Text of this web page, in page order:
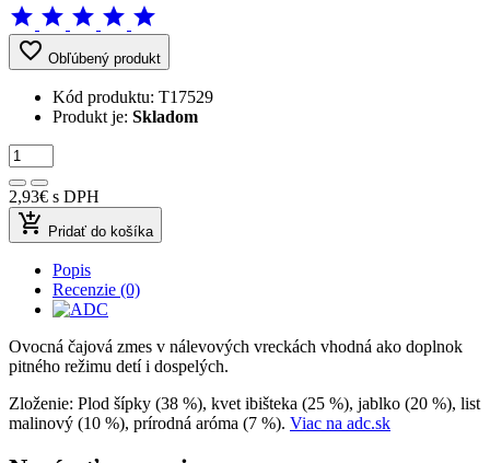
star star star star star
favorite_border Obľúbený produkt
Kód produktu: T17529
Produkt je: Skladom
2,93€ s DPH
add_shopping_cart Pridať do košíka
Popis
Recenzie (0)
Ovocná čajová zmes v nálevových vreckách vhodná ako doplnok
pitného režimu detí i dospelých.
Zloženie: Plod šípky (38 %), kvet ibišteka (25 %), jablko (20 %), list
malinový (10 %), prírodná aróma (7 %). Viac na adc.sk